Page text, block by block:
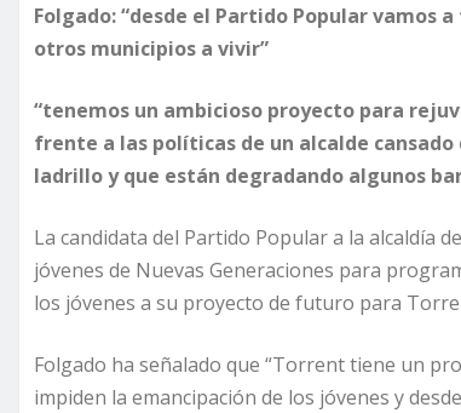
Folgado: “desde el Partido Popular vamos
otros municipios a vivir”
“tenemos un ambicioso proyecto para
frente a las políticas de un alcalde
ladrillo y que están degradando algunos
La candidata del Partido Popular a la alcaldía
jóvenes de Nuevas Generaciones para
los jóvenes a su proyecto de futuro para
Folgado ha señalado que “Torrent tiene un
impiden la emancipación de los jóvenes y